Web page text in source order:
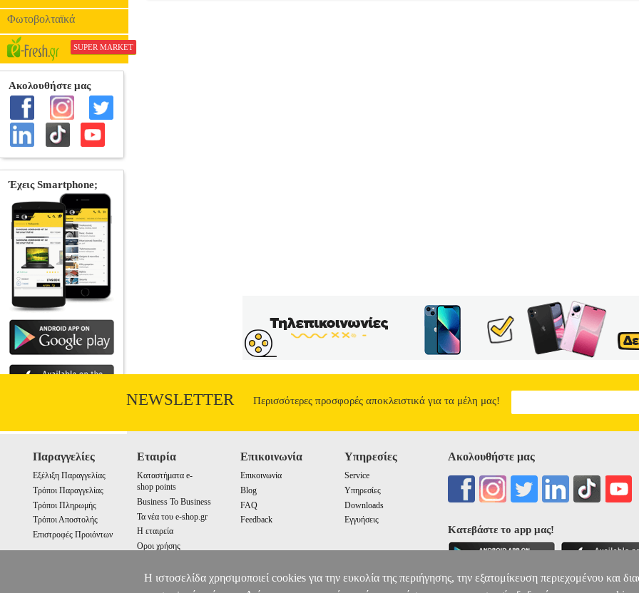
Φωτοβολταϊκά
SUPER MARKET
NEWSLETTER Περισσότερες προσφορές αποκλειστικά για τα μέλη μας!
Παραγγελίες
Εξέλιξη Παραγγελίας
Τρόποι Παραγγελίας
Τρόποι Πληρωμής
Τρόποι Αποστολής
Επιστροφές Προιόντων
Εταιρία
Καταστήματα e-
shop points
Business To Business
Τα νέα του e-shop.gr
Η εταιρεία
Οροι χρήσης
Επικοινωνία
Επικοινωνία
Blog
FAQ
Feedback
Υπηρεσίες
Service
Υπηρεσίες
Downloads
Εγγυήσεις
Ακολουθήστε μας
Κατεβάστε το app μας!
Η ιστοσελίδα χρησιμοποιεί cookies για την ευκολία της περιήγησης, την εξατομίκευση περιεχομένου και